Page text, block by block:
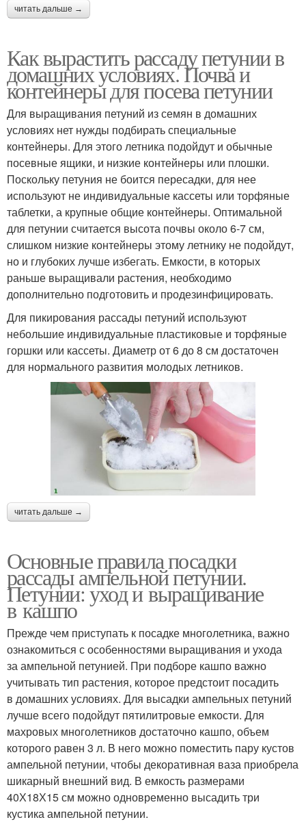
читать дальше →
Как вырастить рассаду петунии в
домашних условиях. Почва и
контейнеры для посева петунии
Для выращивания петуний из семян в домашних
условиях нет нужды подбирать специальные
контейнеры. Для этого летника подойдут и обычные
посевные ящики, и низкие контейнеры или плошки.
Поскольку петуния не боится пересадки, для нее
используют не индивидуальные кассеты или торфяные
таблетки, а крупные общие контейнеры. Оптимальной
для петунии считается высота почвы около 6-7 см,
слишком низкие контейнеры этому летнику не подойдут,
но и глубоких лучше избегать. Емкости, в которых
раньше выращивали растения, необходимо
дополнительно подготовить и продезинфицировать.
Для пикирования рассады петуний используют
небольшие индивидуальные пластиковые и торфяные
горшки или кассеты. Диаметр от 6 до 8 см достаточен
для нормального развития молодых летников.
читать дальше →
Основные правила посадки
рассады ампельной петунии.
Петунии: уход и выращивание
в кашпо
Прежде чем приступать к посадке многолетника, важно
ознакомиться с особенностями выращивания и ухода
за ампельной петунией. При подборе кашпо важно
учитывать тип растения, которое предстоит посадить
в домашних условиях. Для высадки ампельных петуний
лучше всего подойдут пятилитровые емкости. Для
махровых многолетников достаточно кашпо, объем
которого равен 3 л. В него можно поместить пару кустов
ампельной петунии, чтобы декоративная ваза приобрела
шикарный внешний вид. В емкость размерами
40Х18Х15 см можно одновременно высадить три
кустика ампельной петунии.